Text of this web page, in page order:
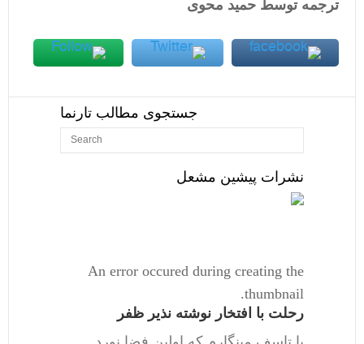
ترجمه توسط حمید محوی
جستجوی مطالب تارنما
نشرات پیشین مشعل
An error occured during creating the
thumbnail.
رحلت با افتخار نوشته نذیر ظفر